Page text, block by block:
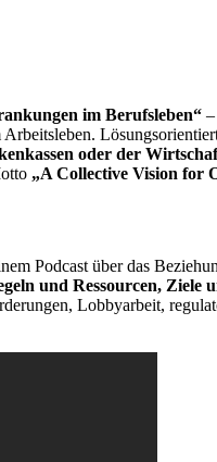
im Berufsleben“
oder der
„A Collective Vision for
Podcast über das
und Ressourcen,
Lobbyarbeit,